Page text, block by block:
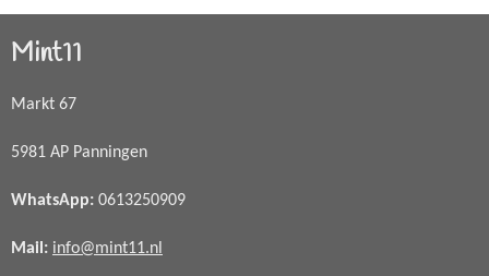
Mint11
Markt 67
5981 AP Panningen
WhatsApp: 0613250909
Mail: info@mint11.nl